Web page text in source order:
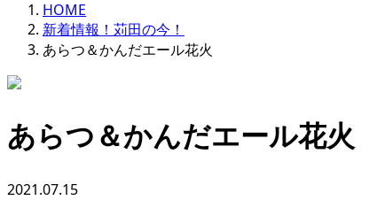
HOME
新着情報！苅田の今！
あらつ＆かんだエール花火
あらつ＆かんだエール花火
2021.07.15